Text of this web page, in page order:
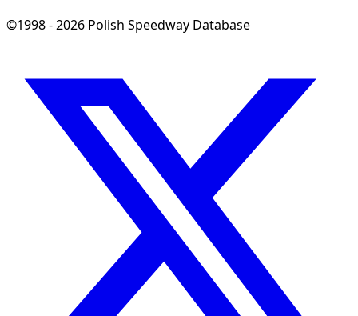
©1998 - 2026 Polish Speedway Database